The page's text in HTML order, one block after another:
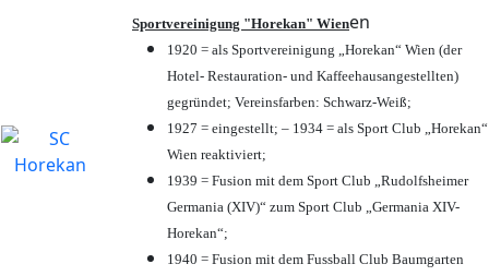
Sportvereinigung "Horekan" Wienen
1920 = als Sportvereinigung „Horekan“ Wien (der
Hotel- Restauration- und Kaffeehausangestellten)
gegründet; Vereinsfarben: Schwarz-Weiß;
1927 = eingestellt; – 1934 = als Sport Club „Horekan“
Wien reaktiviert;
1939 = Fusion mit dem Sport Club „Rudolfsheimer
Germania (XIV)“ zum Sport Club „Germania XIV-
Horekan“;
1940 = Fusion mit dem Fussball Club Baumgarten